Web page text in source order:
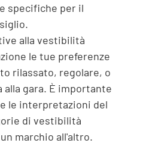
specifiche per il
alla vestibilità
le tue preferenze
rilassato, regolare, o
gara. È importante
le interpretazioni del
di vestibilità
marchio all'altro.